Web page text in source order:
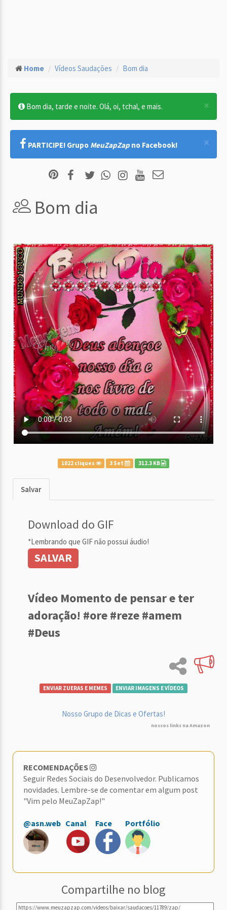
Home Vídeos Saudações Bom dia
×
Bom dia, tarde e noite. Olá, oi, tchal, e mais.
×
PARTICIPE! Grupo MeuZapZap no Facebook!
Bom dia
1022 cliques 3 Set 312.3 KB
Salvar
Download do GIF
*Lembrando que GIF não possui áudio!
SALVAR
Vídeo Momento de pensar e ter
adoração! #ore #reze #amem
#Deus
ENVIAR ZUERAS E MEMES ENVIAR IMAGENS E VÍDEOS
Nosso Grupo de Dicas e Ofertas!
nossos links na Amazon
RECOMENDAÇÕES
Seguir Redes Sociais do Desenvolvedor. Publicamos
novidades. Lembre-se de comentar em algum post
"Vim pelo MeuZapZap!"
@asn.web Canal Face Portfólio
Compartilhe no blog